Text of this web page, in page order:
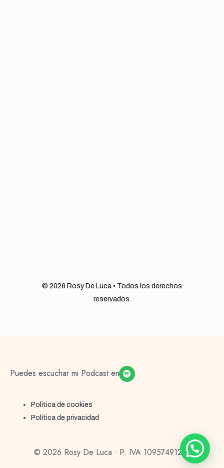
© 2026 Rosy De Luca • Todos los derechos
reservados.
Puedes escuchar mi Podcast en Spotify
Política de cookies
Política de privacidad
© 2026 Rosy De Luca • P. IVA 10957491219